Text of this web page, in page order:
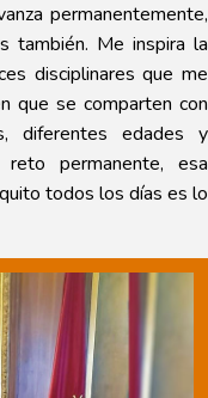
permanentemente,
también. Me inspira la
disciplinares que me
que se comparten con
diferentes edades y
permanente, esa
todos los días es lo